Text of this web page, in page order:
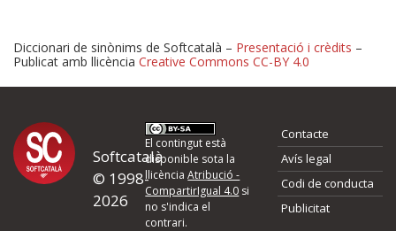
Proposeu-nos millores o
d'errors
Si heu trobat un error o voleu proposar alguna millora, ompliu els
quina és la millora que proposeu o l'error del qual voleu informar-
Diccionari de sinònims de Softcatalà – Presentació i crèdits –
Publicat amb llicència Creative Commons CC-BY 4.0
Softcatalà
© 1998-
2026
El contingut està
disponible sota la
llicènciaAtribució -
CompartirIgual 4.0 si
no s'indica el
contrari.
Contacte
Avís legal
Codi de conducta
Publicitat